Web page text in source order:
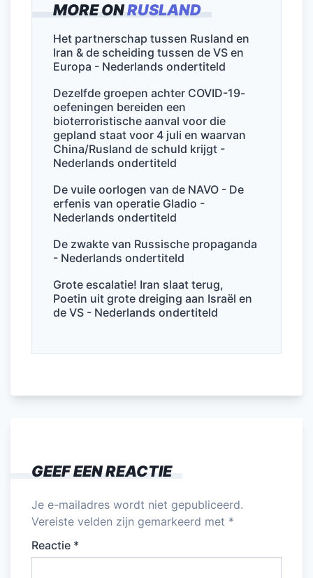
MORE ONRUSLAND
Het partnerschap tussen Rusland en
Iran & de scheiding tussen de VS en
Europa - Nederlands ondertiteld
Dezelfde groepen achter COVID-19-
oefeningen bereiden een
bioterroristische aanval voor die
gepland staat voor 4 juli en waarvan
China/Rusland de schuld krijgt -
Nederlands ondertiteld
De vuile oorlogen van de NAVO - De
erfenis van operatie Gladio -
Nederlands ondertiteld
De zwakte van Russische propaganda
- Nederlands ondertiteld
Grote escalatie! Iran slaat terug,
Poetin uit grote dreiging aan Israël en
de VS - Nederlands ondertiteld
e
b
o
o
k
er l
e
dI
n
s
A
p
p
n
GEEF EEN REACTIE
Je e-mailadres wordt niet gepubliceerd.
Vereiste velden zijn gemarkeerd met *
Reactie *